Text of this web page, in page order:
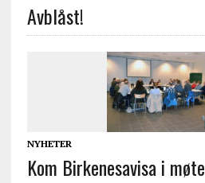
Avblåst!
NYHETER
Kom Birkenesavisa i møte